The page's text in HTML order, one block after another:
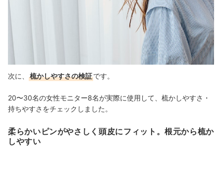
次に、 梳かしやすさの検証です。
20〜30名の女性モニター8名が実際に使用して、梳かしやすさ・
持ちやすさをチェックしました。
柔らかいピンがやさしく頭皮にフィット。根元から梳か
しやすい